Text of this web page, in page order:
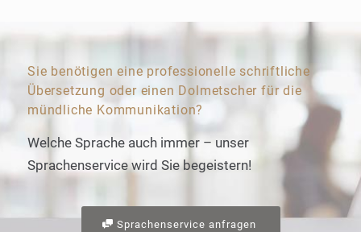
Sie benötigen eine professionelle schriftliche
Übersetzung oder einen Dolmetscher für die
mündliche Kommunikation?
Welche Sprache auch immer – unser
Sprachenservice wird Sie begeistern!
Sprachenservice anfragen